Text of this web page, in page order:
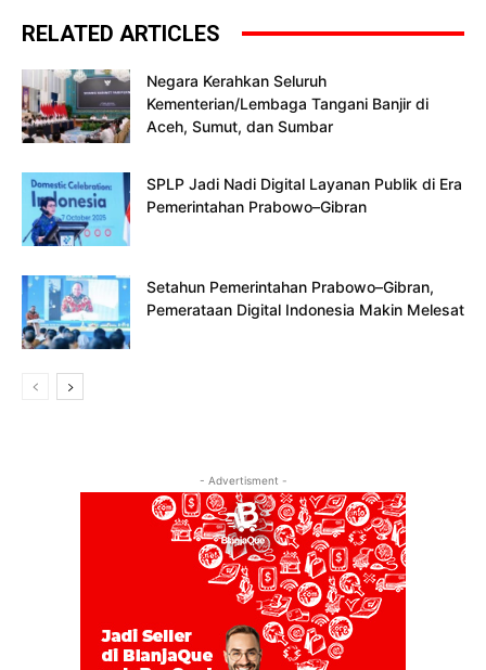
RELATED ARTICLES
Negara Kerahkan Seluruh
Kementerian/Lembaga Tangani Banjir di
Aceh, Sumut, dan Sumbar
SPLP Jadi Nadi Digital Layanan Publik di Era
Pemerintahan Prabowo–Gibran
Setahun Pemerintahan Prabowo–Gibran,
Pemerataan Digital Indonesia Makin Melesat
- Advertisment -